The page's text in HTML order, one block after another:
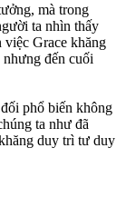
mà trong
ta nhìn thấy
Grace khăng
đến cuối
phổ biến không
ta như đã
duy trì tư duy